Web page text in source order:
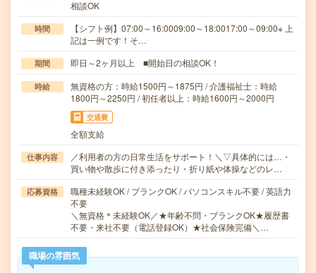
相談OK
時間
【シフト例】07:00～16:0009:00～18:0017:00～09:00※ 上
記は一例です！そ…
期間 即日～2ヶ月以上 ■開始日の相談OK！
時給
無資格の方：時給1500円～1875円 / 介護福祉士：時給
1800円～2250円 / 初任者以上：時給1600円～2000円
交通費
全額支給
仕事内容
／利用者の方の日常生活をサポート！＼▽具体的には…・
買い物や散歩に付き添ったり・折り紙や体操などのレ…
応募資格
職種未経験OK / ブランクOK / パソコンスキル不要 / 英語力
不要
＼無資格＊未経験OK／★年齢不問・ブランクOK★履歴書
不要・来社不要（電話登録OK）★社会保険完備＼…
職場の雰囲気